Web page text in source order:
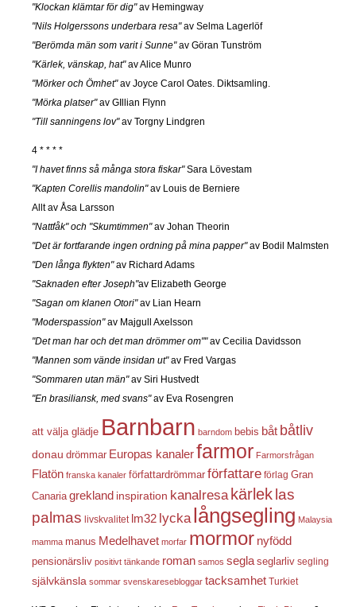
"Klockan klämtar för dig"av Hemingway
"Nils Holgerssons underbara resa"av Selma Lagerlöf
"Berömda män som varit i Sunne"av Göran Tunström
"Kärlek, vänskap, hat"av Alice Munro
"Mörker och Ömhet"av Joyce Carol Oates. Diktsamling.
"Mörka platser"av GIllian Flynn
"Till sanningens lov"av Torgny Lindgren
4 * * * *
"I havet finns så många stora fiskar"Sara Lövestam
"Kapten Corellis mandolin"av Louis de Berniere
Allt av Åsa Larsson
"Nattfåk" och "Skumtimmen"av Johan Theorin
"Det är fortfarande ingen ordning på mina papper"av Bodil Malmsten
"Den långa flykten"av Richard Adams
"Saknaden efter Joseph"av Elizabeth George
"Sagan om klanen Otori"av Lian Hearn
"Moderspassion"av Majgull Axelsson
"Det man har och det man drömmer om""av Cecilia Davidsson
"Mannen som vände insidan ut"av Fred Vargas
"Sommaren utan män"av Siri Hustvedt
"En brasiliansk, med svans"av Eva Rosengren
att välja glädje Barnbarn barndom bebis båt båtliv
donau drömmar Europas kanalerfarmor Farmorsfrågan
Flatön franska kanaler författardrömmar författare förlag Gran
Canaria grekland inspiration kanalresa kärleklas
palmas livskvalitet lm32 lycka långsegling Malaysia
mamma manus Medelhavet morfar mormor nyfödd
pensionärsliv positivt tänkande roman samos segla seglarliv segling
självkänsla sommar svenskaresebloggar tacksamhet Turkiet